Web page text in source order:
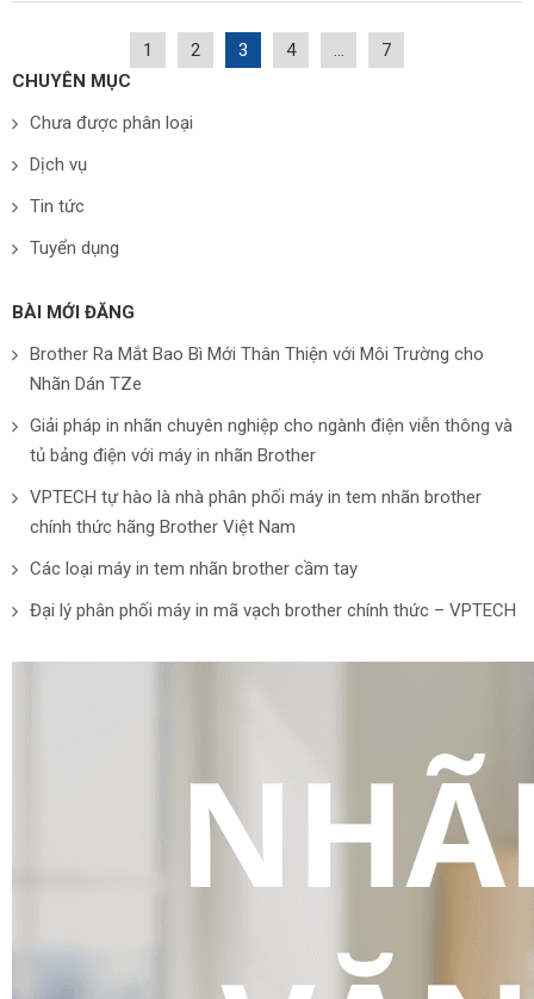
1 2 3 4 …
7
CHUYÊN MỤC
Chưa được phân loại
Dịch vụ
Tin tức
Tuyển dụng
BÀI MỚI ĐĂNG
Brother Ra Mắt Bao Bì Mới Thân Thiện với Môi Trường cho
Nhãn Dán TZe
Giải pháp in nhãn chuyên nghiệp cho ngành điện viễn thông và
tủ bảng điện với máy in nhãn Brother
VPTECH tự hào là nhà phân phối máy in tem nhãn brother
chính thức hãng Brother Việt Nam
Các loại máy in tem nhãn brother cầm tay
Đại lý phân phối máy in mã vạch brother chính thức – VPTECH